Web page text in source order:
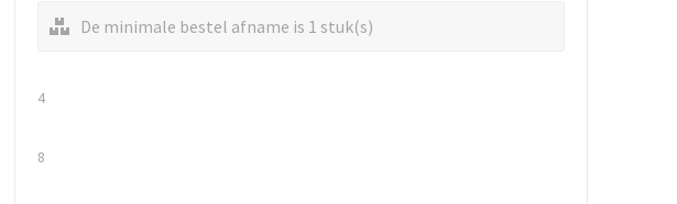
De minimale bestel afname is 1 stuk(s)
4
8